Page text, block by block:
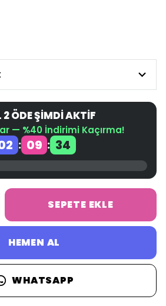
2 ÖDE ŞİMDİ AKTİF
— %40 İndirimi Kaçırma!
: 09 : 34
SEPETE EKLE
HEMEN AL
WHATSAPP